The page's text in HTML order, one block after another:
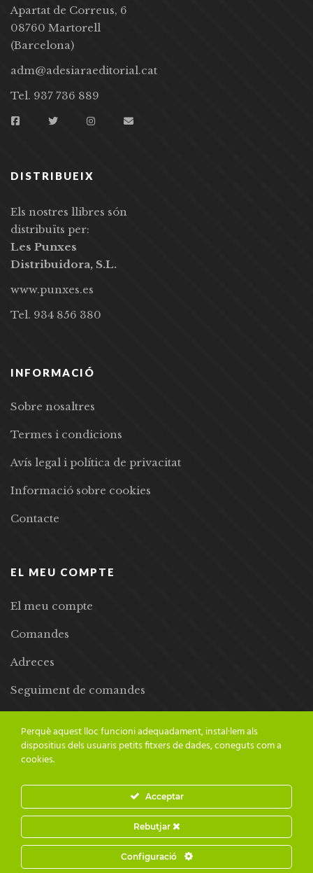
Apartat de Correus, 6
08760 Martorell
(Barcelona)
adm@adesiaraeditorial.cat
Tel. 937 736 889
DISTRIBUEIX
Els nostres llibres són
distribuïts per:
Les Punxes
Distribuidora, S.L.
www.punxes.es
Tel. 934 856 380
INFORMACIÓ
Sobre nosaltres
Termes i condicions
Avís legal i política de privacitat
Informació sobre cookies
Contacte
EL MEU COMPTE
El meu compte
Comandes
Adreces
Seguiment de comandes
© 2024 Adesiara Editorial | Tots els drets reservats | Preus amb
IVA inclòs |Grademorphic
Perquè aquest lloc funcioni adequadament, instal·lem als
dispositius dels usuaris petits fitxers de dades, coneguts com a
cookies.
Acceptar
Rebutjar
Configuració